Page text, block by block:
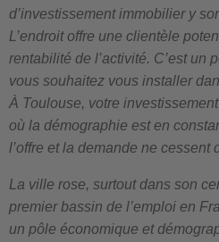
d’investissement immobilier y
L’endroit offre une clientèle
rentabilité de l’activité. C’est un
vous souhaitez vous installer
À Toulouse, votre
où la démographie est en
l’offre et la demande ne cessent
La ville rose, surtout dans son
premier bassin de l’emploi en
un pôle économique et